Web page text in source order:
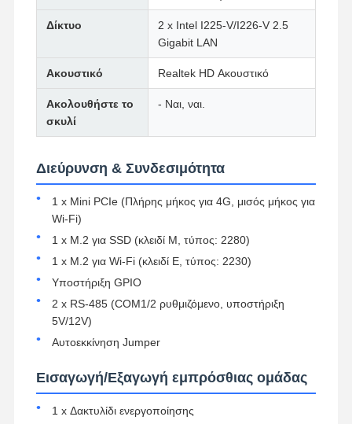
Δίκτυο
2 x Intel I225-V/I226-V 2.5
Gigabit LAN
Ακουστικό Realtek HD Ακουστικό
Ακολουθήστε το
σκυλί
- Ναι, ναι.
Διεύρυνση & Συνδεσιμότητα
1 x Mini PCIe (Πλήρης μήκος για 4G, μισός μήκος για
Wi-Fi)
1 x M.2 για SSD (κλειδί M, τύπος: 2280)
1 x M.2 για Wi-Fi (κλειδί E, τύπος: 2230)
Υποστήριξη GPIO
2 x RS-485 (COM1/2 ρυθμιζόμενο, υποστήριξη
5V/12V)
Αυτοεκκίνηση Jumper
Εισαγωγή/Εξαγωγή εμπρόσθιας ομάδας
1 x Δακτυλίδι ενεργοποίησης